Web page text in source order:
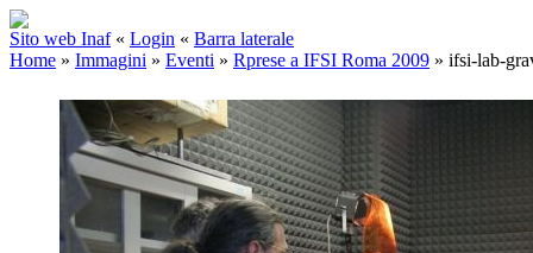
Sito web Inaf « Login « Barra laterale
Home » Immagini » Eventi » Rprese a IFSI Roma 2009 » ifsi-lab-